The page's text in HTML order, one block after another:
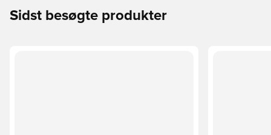
Sidst besøgte produkter